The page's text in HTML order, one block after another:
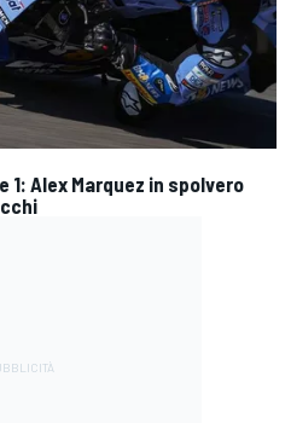
1: Alex Marquez in spolvero